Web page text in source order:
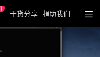
干货分享 捐助我们